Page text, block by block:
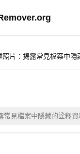
照片：揭露常見檔案中隱
常見檔案中隱藏的詮釋資